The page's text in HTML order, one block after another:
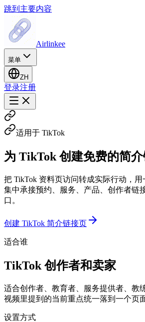
跳到主要内容
Airlinkee
菜单
ZH
登录注册
适用于 TikTok
为 TikTok 创建免费的简介
把 TikTok 资料页访问转成实际行动，
集中承接预约、服务、产品、创作者链
口。
创建 TikTok 简介链接页
适合谁
TikTok 创作者和卖家
适合创作者、教育者、服务提供者、教
视频里提到的当前重点统一落到一个页面
设置方式